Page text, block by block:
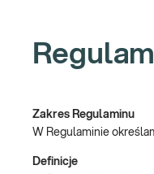
Zakres Regulaminu
W Regulaminie
Definicje